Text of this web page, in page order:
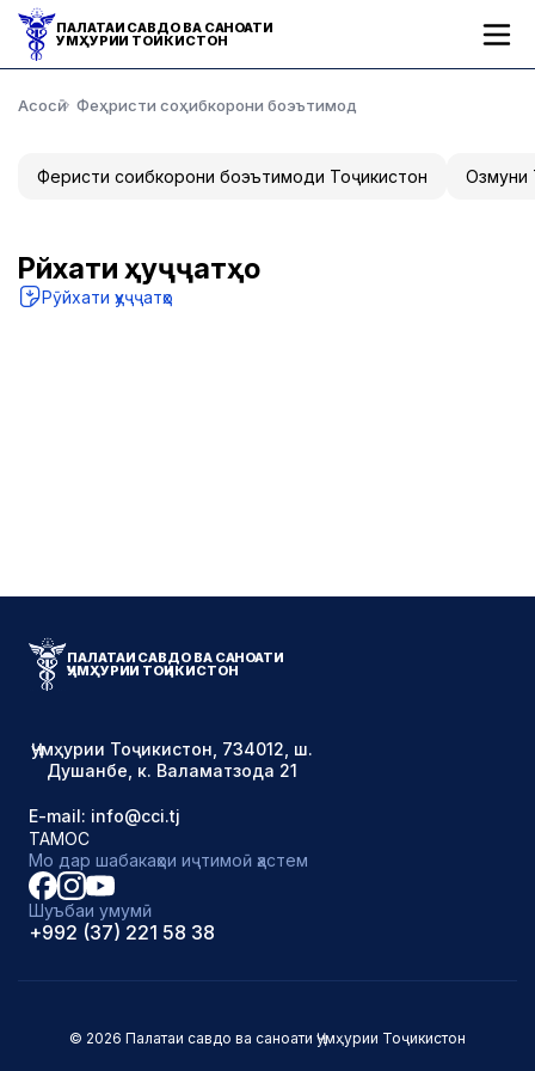
ПАЛАТАИ САВДО ВА САНОАТИ
ҶУМҲУРИИ ТОҶИКИСТОН
Асосӣ Феҳристи соҳибкорони боэътимод
Феҳристи соҳибкорони боэътимоди Тоҷикистон Озмуни
Рӯйхати ҳуҷҷатҳо
Рӯйхати ҳуҷҷатҳо
ПАЛАТАИ САВДО ВА САНОАТИ
ҶУМҲУРИИ ТОҶИКИСТОН
Ҷумҳурии Тоҷикистон, 734012, ш.
Душанбе, к. Валаматзода 21
E-mail: info@cci.tj
ТАМОС
Мо дар шабакаҳои иҷтимоӣ ҳастем
Шуъбаи умумӣ
+992 (37) 221 58 38
© 2026 Палатаи савдо ва саноати Ҷумҳурии Тоҷикистон